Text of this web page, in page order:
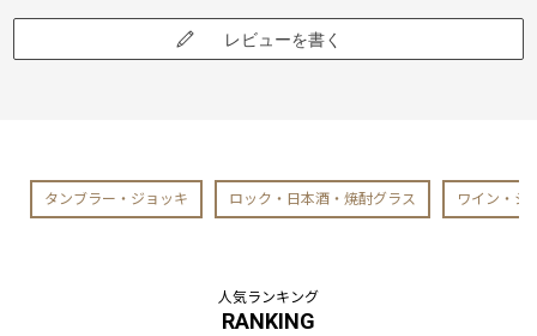
レビューを書く
タンブラー・ジョッキ ロック・日本酒・焼酎グラス ワイン・シ
人気ランキング
RANKING